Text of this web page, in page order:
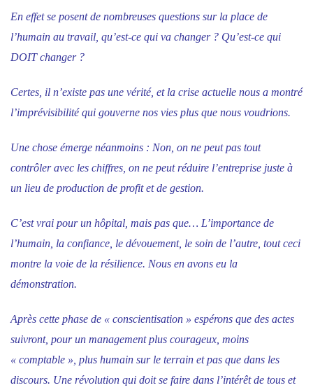
En effet se posent de nombreuses questions sur la place de
l’humain au travail, qu’est-ce qui va changer ? Qu’est-ce qui
DOIT changer ?
Certes, il n’existe pas une vérité, et la crise actuelle nous a montré
l’imprévisibilité qui gouverne nos vies plus que nous voudrions.
Une chose émerge néanmoins : Non, on ne peut pas tout
contrôler avec les chiffres, on ne peut réduire l’entreprise juste à
un lieu de production de profit et de gestion.
C’est vrai pour un hôpital, mais pas que… L’importance de
l’humain, la confiance, le dévouement, le soin de l’autre, tout ceci
montre la voie de la résilience. Nous en avons eu la
démonstration.
Après cette phase de « conscientisation » espérons que des actes
suivront, pour un management plus courageux, moins
« comptable », plus humain sur le terrain et pas que dans les
discours. Une révolution qui doit se faire dans l’intérêt de tous et